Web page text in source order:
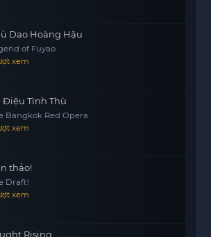
Dao Hoàng Hậu
of Fuyao
xem
Điệu Tình Thù
Bangkok Red Opera
xem
thảo!
Draft!
xem
Rising